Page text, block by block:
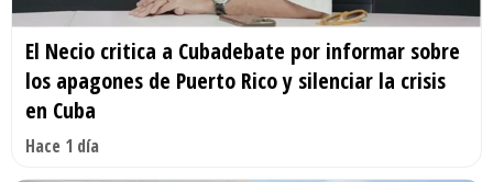
El Necio critica a Cubadebate por informar sobre
los apagones de Puerto Rico y silenciar la crisis
en Cuba
Hace 1 día